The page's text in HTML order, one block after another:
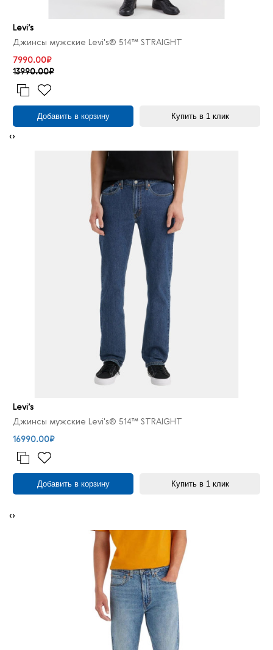
Levi’s
Джинсы мужские Levi's® 514™ STRAIGHT
7990.00₽
13990.00₽
Добавить в корзину Купить в 1 клик
‹›
Levi’s
Джинсы мужские Levi's® 514™ STRAIGHT
16990.00₽
Добавить в корзину Купить в 1 клик
‹›